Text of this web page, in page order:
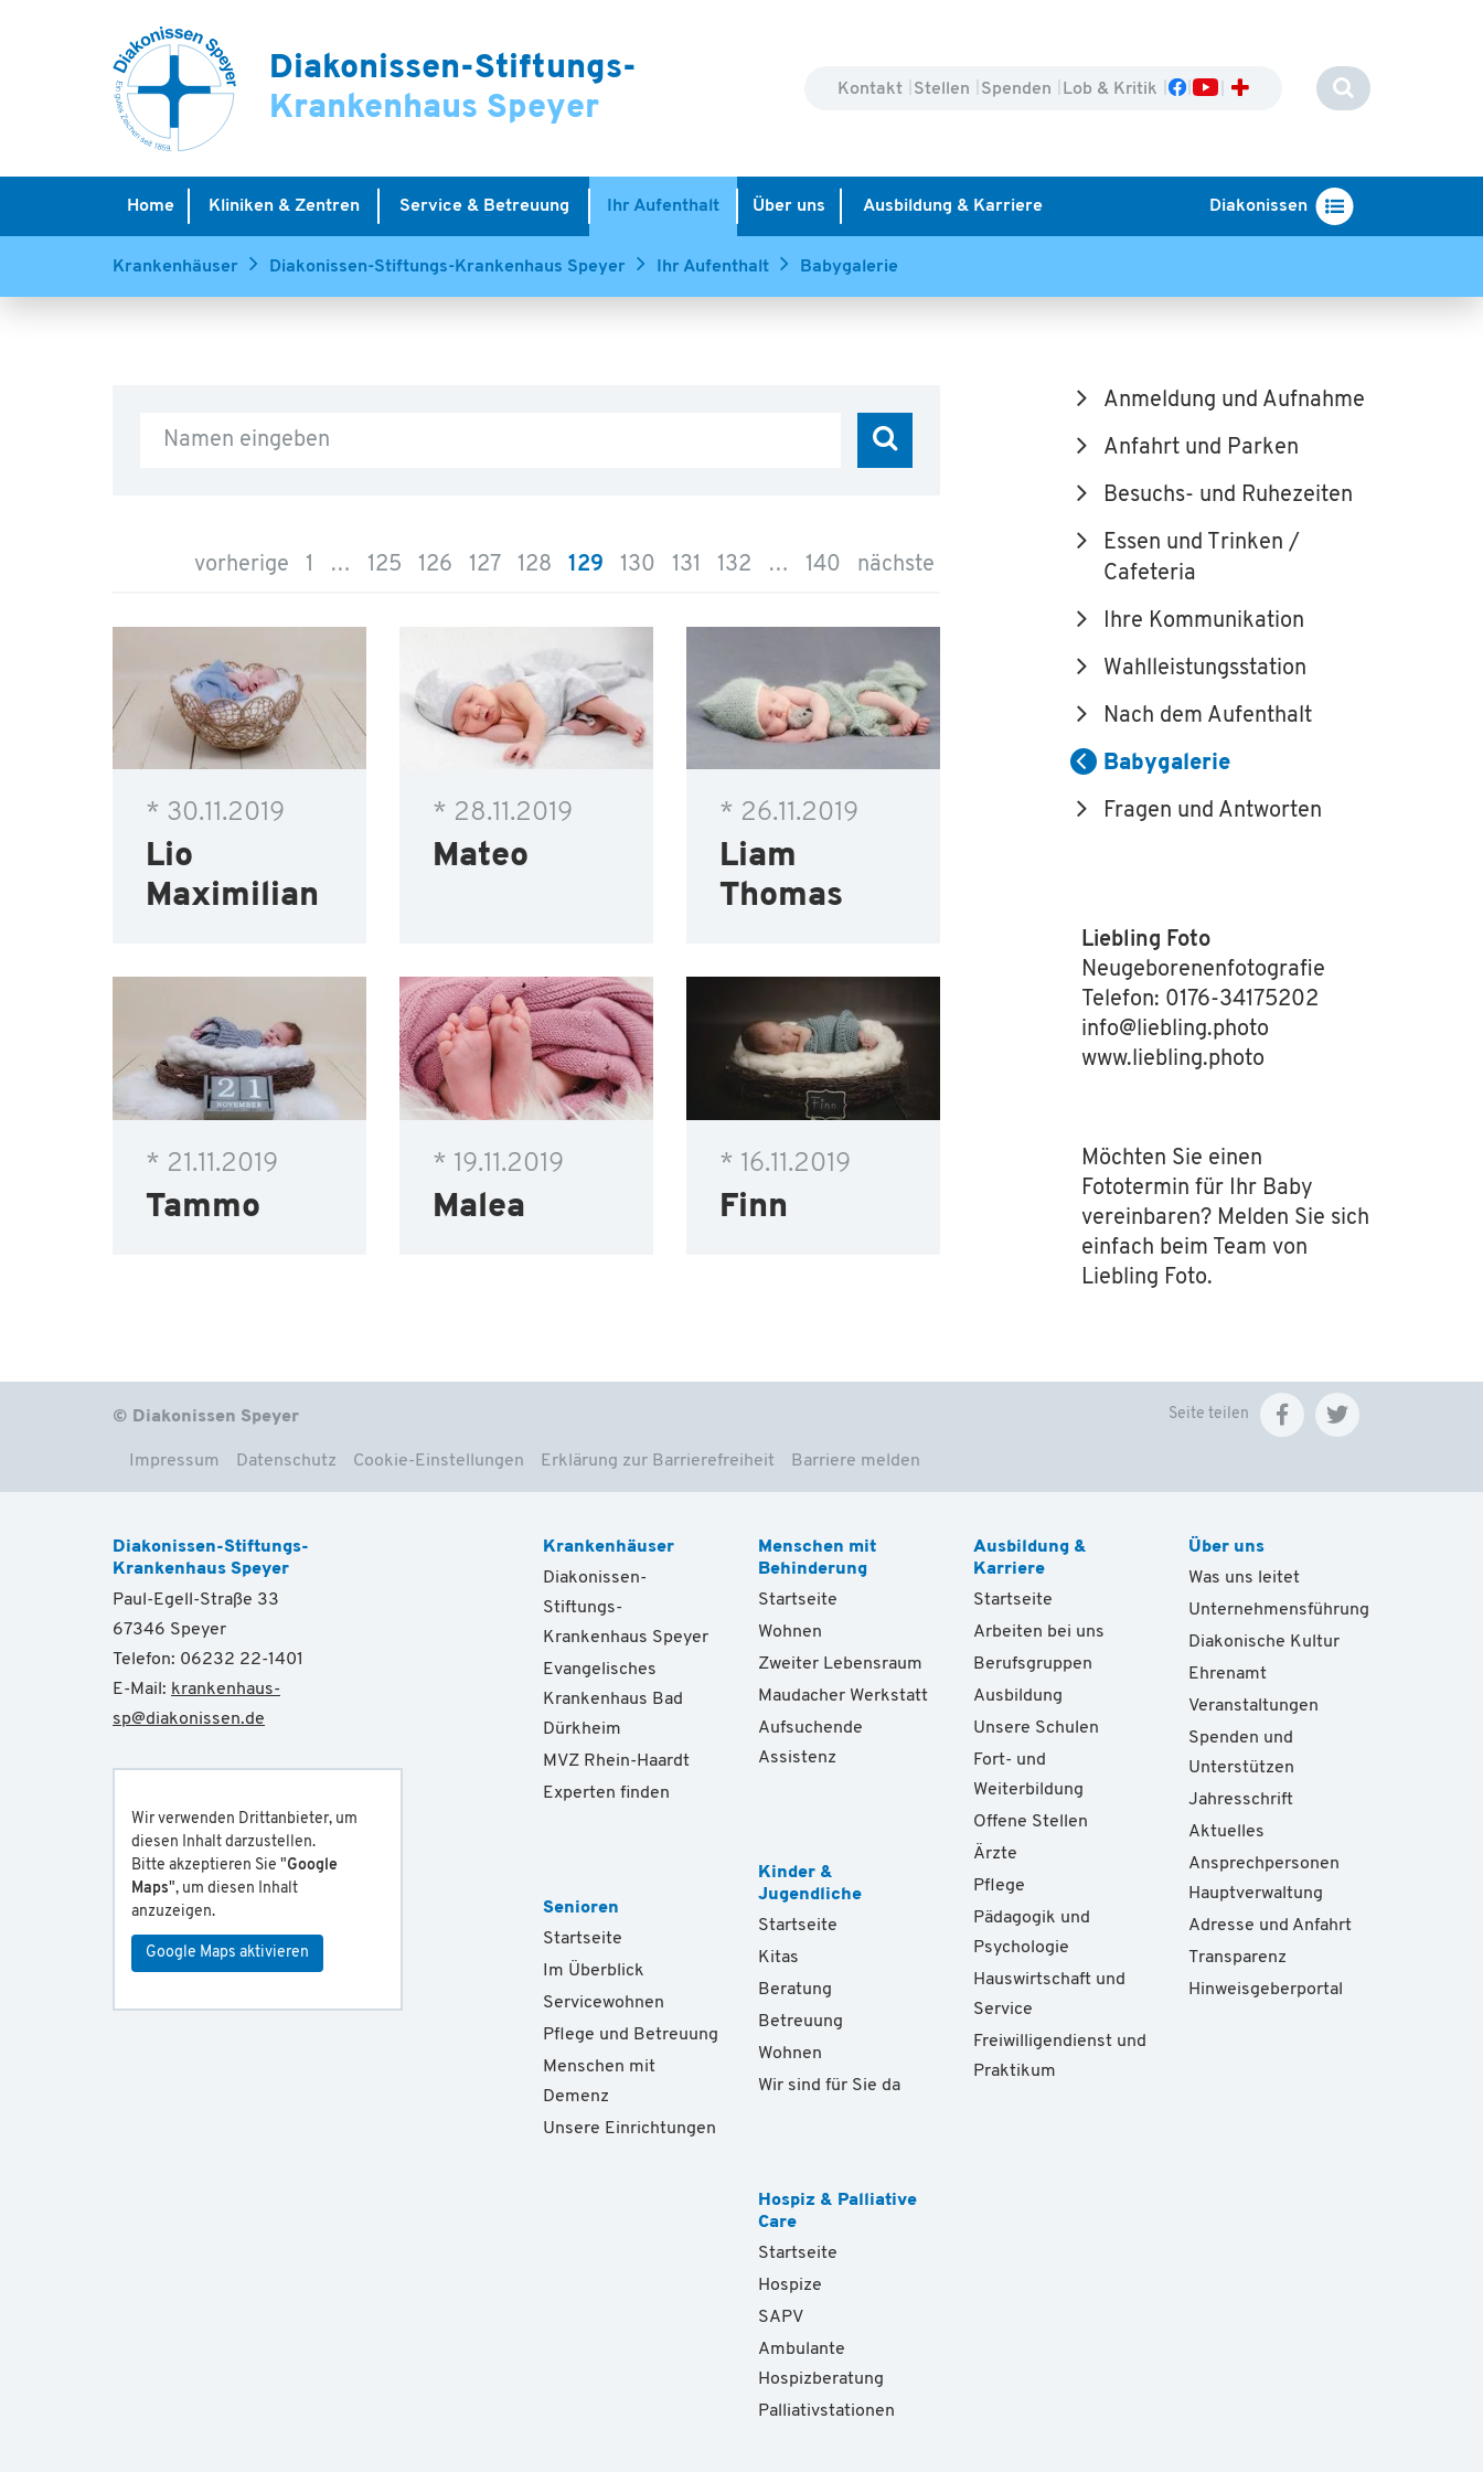
Diakonissen-Stiftungs-
Krankenhaus Speyer
Kontakt Stellen Spenden Lob & Kritik
Home Kliniken & Zentren Service & Betreuung Ihr Aufenthalt Über uns Ausbildung & Karriere Diakonissen
Krankenhäuser Diakonissen-Stiftungs-Krankenhaus Speyer Ihr Aufenthalt Babygalerie
vorherige 1 … 125 126 127 128 129 130 131 132 … 140 nächste
* 30.11.2019
Lio
Maximilian
* 28.11.2019
Mateo
* 26.11.2019
Liam
Thomas
* 21.11.2019
Tammo
* 19.11.2019
Malea
* 16.11.2019
Finn
Anmeldung und Aufnahme
Anfahrt und Parken
Besuchs- und Ruhezeiten
Essen und Trinken /
Cafeteria
Ihre Kommunikation
Wahlleistungsstation
Nach dem Aufenthalt
Babygalerie
Fragen und Antworten
Liebling Foto
Neugeborenenfotografie
Telefon: 0176-34175202
info@liebling.photo
www.liebling.photo
Möchten Sie einen
Fototermin für Ihr Baby
vereinbaren? Melden Sie sich
einfach beim Team von
Liebling Foto.
© Diakonissen Speyer
Impressum Datenschutz Cookie-Einstellungen Erklärung zur Barrierefreiheit Barriere melden
Seite teilen
Diakonissen-Stiftungs-
Krankenhaus Speyer
Paul-Egell-Straße 33
67346 Speyer
Telefon: 06232 22-1401
E-Mail: krankenhaus-
sp@diakonissen.de
Wir verwenden Drittanbieter, um
diesen Inhalt darzustellen.
Bitte akzeptieren Sie "Google
Maps", um diesen Inhalt
anzuzeigen.
Google Maps aktivieren
Krankenhäuser
Diakonissen-
Stiftungs-
Krankenhaus Speyer
Evangelisches
Krankenhaus Bad
Dürkheim
MVZ Rhein-Haardt
Experten finden
Senioren
Startseite
Im Überblick
Servicewohnen
Pflege und Betreuung
Menschen mit
Demenz
Unsere Einrichtungen
Menschen mit
Behinderung
Startseite
Wohnen
Zweiter Lebensraum
Maudacher Werkstatt
Aufsuchende
Assistenz
Kinder &
Jugendliche
Startseite
Kitas
Beratung
Betreuung
Wohnen
Wir sind für Sie da
Hospiz & Palliative
Care
Startseite
Hospize
SAPV
Ambulante
Hospizberatung
Palliativstationen
Ausbildung &
Karriere
Startseite
Arbeiten bei uns
Berufsgruppen
Ausbildung
Unsere Schulen
Fort- und
Weiterbildung
Offene Stellen
Ärzte
Pflege
Pädagogik und
Psychologie
Hauswirtschaft und
Service
Freiwilligendienst und
Praktikum
Über uns
Was uns leitet
Unternehmensführung
Diakonische Kultur
Ehrenamt
Veranstaltungen
Spenden und
Unterstützen
Jahresschrift
Aktuelles
Ansprechpersonen
Hauptverwaltung
Adresse und Anfahrt
Transparenz
Hinweisgeberportal